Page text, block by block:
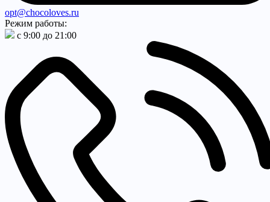
opt@chocoloves.ru
Режим работы:
с 9:00 до 21:00